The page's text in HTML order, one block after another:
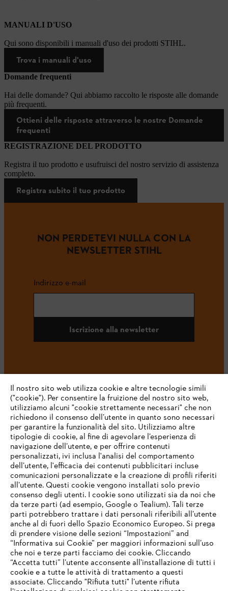
MANUALI D'USO
Qui sono disponibili i manuali d'uso dei prodotti STIHL.
Trova i manuali d'uso
Domande frequenti
Hai delle domande? Qui abbiamo raccolto le risposte alle domande
più frequenti.
Ottieni delle risposte attraverso le nostre Domande
frequenti
REGISTRAZIONE DEL PRODOTTO
Registra il tuo prodotto e usufruisci del nostro servizio di assistenza
completo.
Registra subito il tuo prodotto
NON PERDETEVI NULLA CON LA
NEWSLETTER STIHL
Indirizzo e-mail
Iscrizione alla newsletter
#STIHL
L’azienda
STIHL FAQ
Service
IHR BROWSER WIRD NICHT
UNTERSTÜTZT
Il nostro sito web utilizza cookie e altre tecnologie simili
("cookie"). Per consentire la fruizione del nostro sito web,
utilizziamo alcuni "cookie strettamente necessari" che non
richiedono il consenso dell’utente in quanto sono necessari
per garantire la funzionalità del sito. Utilizziamo altre
tipologie di cookie, al fine di agevolare l’esperienza di
navigazione dell’utente, e per offrire contenuti
personalizzati, ivi inclusa l'analisi del comportamento
dell’utente, l'efficacia dei contenuti pubblicitari incluse
comunicazioni personalizzate e la creazione di profili riferiti
all’utente. Questi cookie vengono installati solo previo
consenso degli utenti. I cookie sono utilizzati sia da noi che
da terze parti (ad esempio, Google o Tealium). Tali terze
parti potrebbero trattare i dati personali riferibili all’utente
anche al di fuori dello Spazio Economico Europeo. Si prega
di prendere visione delle sezioni “Impostazioni” and
“Informativa sui Cookie” per maggiori informazioni sull’uso
che noi e terze parti facciamo dei cookie. Cliccando
“Accetta tutti” l’utente acconsente all’installazione di tutti i
cookie e a tutte le attività di trattamento a questi
associate. Cliccando "Rifiuta tutti" l’utente rifiuta